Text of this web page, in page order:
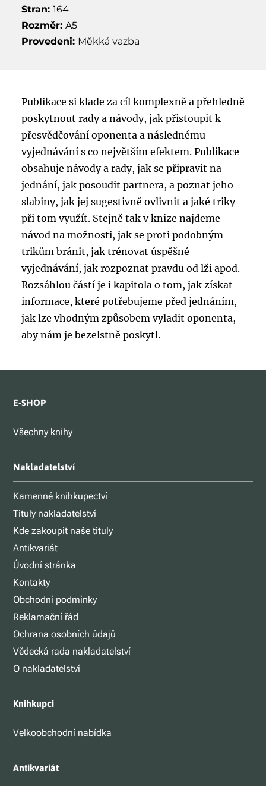
Stran: 164
Rozměr: A5
Provedeni: Měkká vazba
Publikace si klade za cíl komplexně a přehledně
poskytnout rady a návody, jak přistoupit k
přesvědčování oponenta a následnému
vyjednávání s co největším efektem. Publikace
obsahuje návody a rady, jak se připravit na
jednání, jak posoudit partnera, a poznat jeho
slabiny, jak jej sugestivně ovlivnit a jaké triky
při tom využít. Stejně tak v knize najdeme
návod na možnosti, jak se proti podobným
trikům bránit, jak trénovat úspěšné
vyjednávání, jak rozpoznat pravdu od lži apod.
Rozsáhlou částí je i kapitola o tom, jak získat
informace, které potřebujeme před jednáním,
jak lze vhodným způsobem vyladit oponenta,
aby nám je bezelstně poskytl.
E-SHOP
Všechny knihy
Nakladatelství
Kamenné knihkupectví
Tituly nakladatelství
Kde zakoupit naše tituly
Antikvariát
Úvodní stránka
Kontakty
Obchodní podmínky
Reklamační řád
Ochrana osobních údajů
Vědecká rada nakladatelství
O nakladatelství
Knihkupci
Velkoobchodní nabídka
Antikvariát